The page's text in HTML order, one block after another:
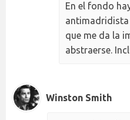
En el fondo
que me da la
abstraerse.
Winston Smith